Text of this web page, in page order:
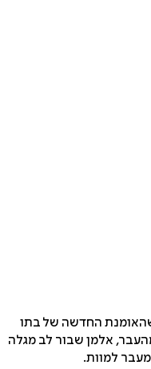
החדשה של בתו
אלמן שבור לב מגלה
למוות.